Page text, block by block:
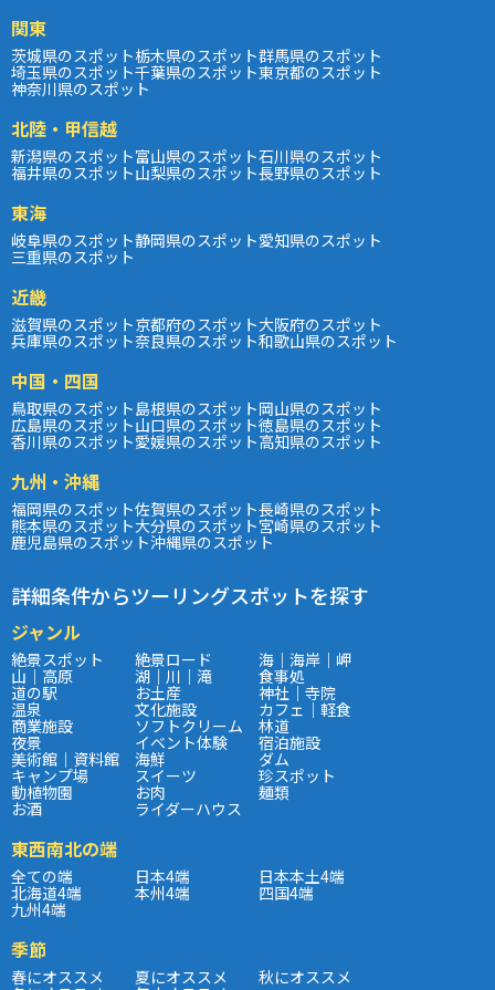
関東
茨城県のスポット栃木県のスポット群馬県のスポット
埼玉県のスポット千葉県のスポット東京都のスポット
神奈川県のスポット
北陸・甲信越
新潟県のスポット富山県のスポット石川県のスポット
福井県のスポット山梨県のスポット長野県のスポット
東海
岐阜県のスポット静岡県のスポット愛知県のスポット
三重県のスポット
近畿
滋賀県のスポット京都府のスポット大阪府のスポット
兵庫県のスポット奈良県のスポット和歌山県のスポット
中国・四国
鳥取県のスポット島根県のスポット岡山県のスポット
広島県のスポット山口県のスポット徳島県のスポット
香川県のスポット愛媛県のスポット高知県のスポット
九州・沖縄
福岡県のスポット佐賀県のスポット長崎県のスポット
熊本県のスポット大分県のスポット宮崎県のスポット
鹿児島県のスポット沖縄県のスポット
詳細条件からツーリングスポットを探す
ジャンル
絶景スポット 絶景ロード 海｜海岸｜岬
山｜高原 湖｜川｜滝 食事処
道の駅 お土産 神社｜寺院
温泉 文化施設 カフェ｜軽食
商業施設 ソフトクリーム 林道
夜景 イベント体験 宿泊施設
美術館｜資料館 海鮮 ダム
キャンプ場 スイーツ 珍スポット
動植物園 お肉 麺類
お酒 ライダーハウス
東西南北の端
全ての端 日本4端 日本本土4端
北海道4端 本州4端 四国4端
九州4端
季節
春にオススメ 夏にオススメ 秋にオススメ